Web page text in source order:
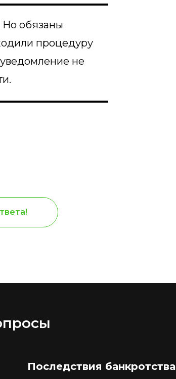
Но обязаны
процедуру
уведомление не
Последствия банкротства